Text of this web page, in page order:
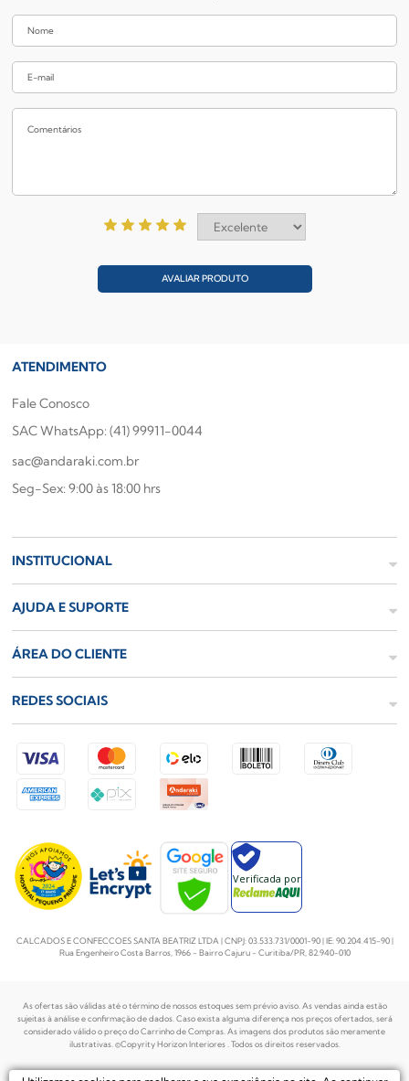
AVALIAR PRODUTO
ATENDIMENTO
Fale Conosco
SAC WhatsApp: (41) 99911-0044
sac@andaraki.com.br
Seg-Sex: 9:00 às 18:00 hrs
INSTITUCIONAL
AJUDA E SUPORTE
ÁREA DO CLIENTE
REDES SOCIAIS
Verificada por
CALCADOS E CONFECCOES SANTA BEATRIZ LTDA | CNPJ: 03.533.731/0001-90 | IE: 90.204.415-90 |
Rua Engenheiro Costa Barros, 1966 - Bairro Cajuru - Curitiba/PR, 82.940-010
As ofertas são válidas até o término de nossos estoques sem prévio aviso. As vendas ainda estão
sujeitas à análise e confirmação de dados. Caso exista alguma diferença nos preçosofertados, será
considerado válido o preço do Carrinho de Compras. As imagens dos produtos são meramente
ilustrativas. ©Copyrity Horizon Interiores . Todos os direitos reservados.
Plataforma de